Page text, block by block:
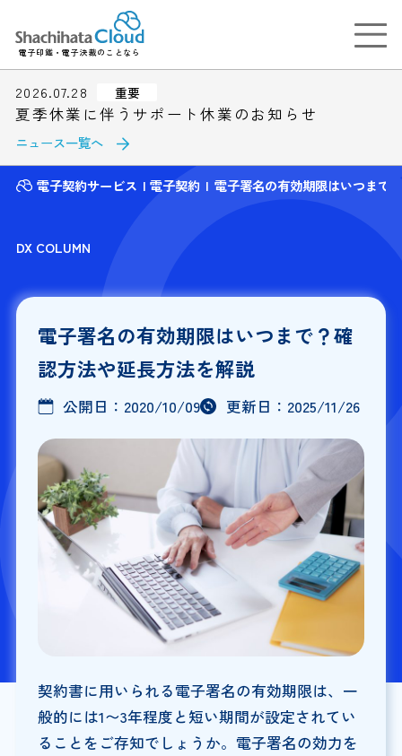
電子印鑑・電子決裁のことなら
2026.07.28 重要
夏季休業に伴うサポート休業のお知らせ
ニュース一覧へ
電子契約サービス 電子契約 電子署名の有効期限はいつまで
DX COLUMN
電子署名の有効期限はいつまで？確
認方法や延長方法を解説
公開日： 2020/10/09 更新日： 2025/11/26
契約書に用いられる電子署名の有効期限は、一
般的には1〜3年程度と短い期間が設定されてい
ることをご存知でしょうか。電子署名の効力を